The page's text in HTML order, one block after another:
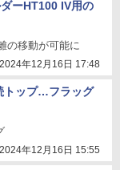
ーHT100 IV用の
の移動が可能に
2024年12月16日 17:48
トップ…フラッグ
2024年12月16日 15:55